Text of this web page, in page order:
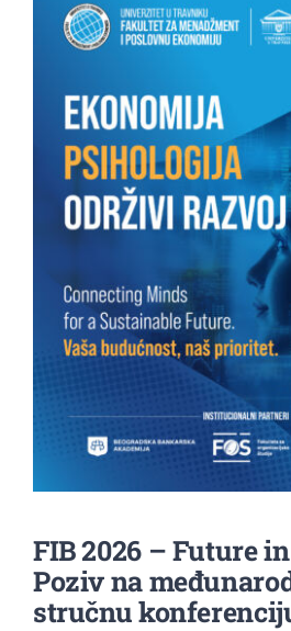
Međunarodna saradnja
FIB 2026 – Future
Poziv na
stručnu